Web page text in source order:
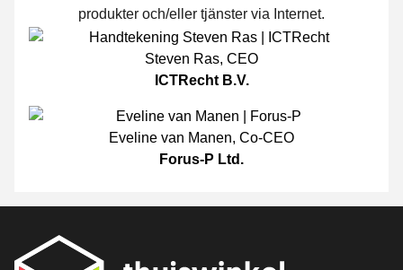
produkter och/eller tjänster via Internet.
Steven Ras, CEO
ICTRecht B.V.
Eveline van Manen, Co-CEO
Forus-P Ltd.